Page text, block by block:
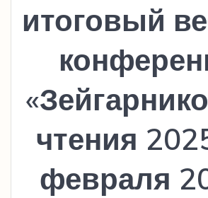
итоговый
чтения
февраля